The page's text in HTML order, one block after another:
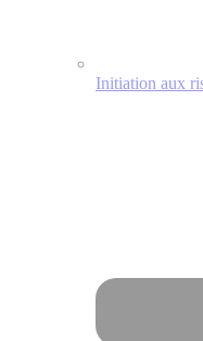
Initiation aux